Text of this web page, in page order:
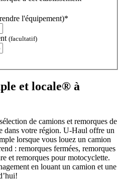
l'équipement)*
(facultatif)
et locale® à
de camions et remorques de
dans votre région. U-Haul offre un
lorsque vous louez un camion
: remorques fermées, remorques
et remorques pour motocyclette.
en louant un camion et une